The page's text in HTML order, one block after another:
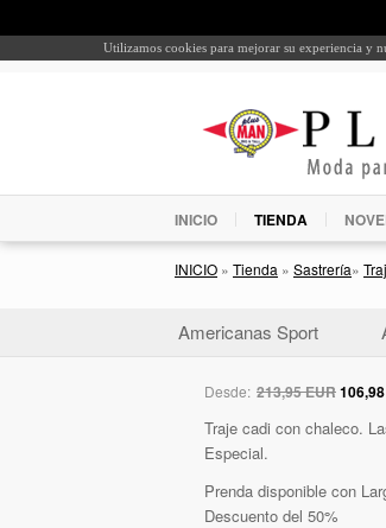
Utilizamos cookies para mejorar su experiencia y
INICIO TIENDA
INICIO » Tienda » Sastrería»
Americanas Sport
Desde: 213,95 EUR
Traje cadi con chaleco.
Especial.
Prenda disponible con
Descuento del 50%